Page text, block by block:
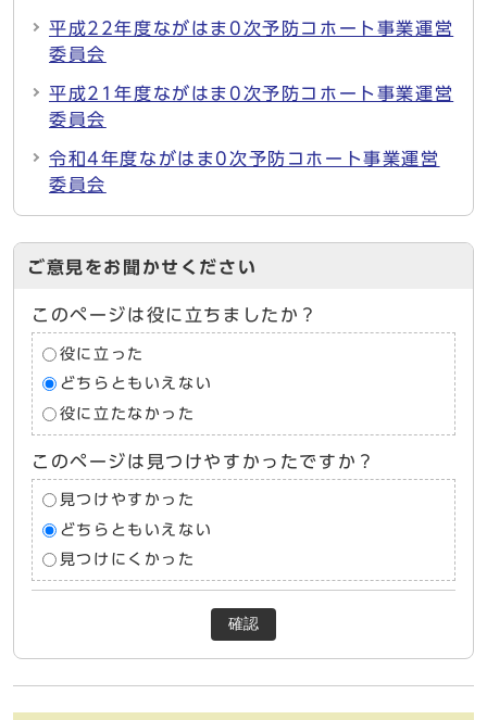
平成22年度ながはま0次予防コホート事業運営
委員会
平成21年度ながはま0次予防コホート事業運営
委員会
令和4年度ながはま0次予防コホート事業運営
委員会
ご意見をお聞かせください
このページは役に立ちましたか？
役に立った
どちらともいえない
役に立たなかった
このページは見つけやすかったですか？
見つけやすかった
どちらともいえない
見つけにくかった
確認